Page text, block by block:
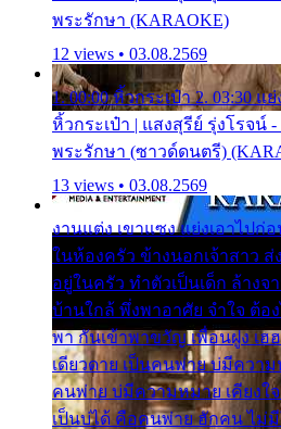
พระรักษา (KARAOKE)
12 views • 03.08.2569
1. 00:00 หิ้วกระเป๋า 2. 03:30 แย่
หิ้วกระเป๋า | แสงสุรีย์ รุ่งโรจน์
พระรักษา (ซาวด์ดนตรี)
13 views • 03.08.2569
งานแต่ง เขาแซง แย่งเอาไป
ในห้องครัว ข้างนอกเจ้าสาว ส่
อยู่ในครัว ทำตัวเป็นเด็ก ล้างจ
บ้านใกล้ พึ่งพาอาศัย จำใจ ต้อ
พา กันเข้าพาขวัญ เพื่อนฝูง เฮ
เดียวดาย เป็นคนพ่าย บ่มีความ
คนพ่าย บ่มีความหมาย เคียงใจ
เป็นบ่ได้ คือคนพ่าย ฮักคน ไม่